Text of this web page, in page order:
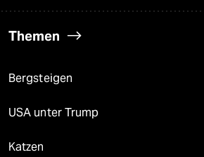
Themen
Bergsteigen
USA unter Trump
Katzen